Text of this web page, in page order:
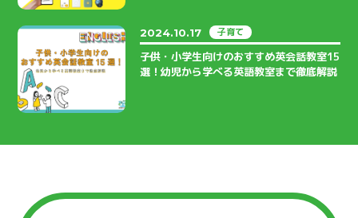
2024.10.17 子育て
子供・小学生向けのおすすめ英会話教室15
選！幼児から学べる英語教室まで徹底解説